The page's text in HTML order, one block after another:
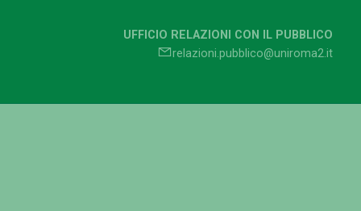
UFFICIO RELAZIONI CON IL PUBBLICO
relazioni.pubblico@uniroma2.it